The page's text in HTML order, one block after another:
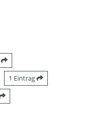
1 Eintrag